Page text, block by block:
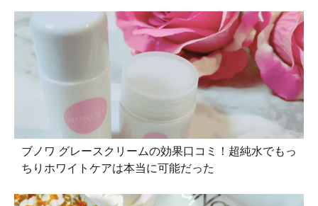
ブノワ グレースクリームの効果口コミ！超純水でもっ
ちりホワイトケアは本当に可能だった